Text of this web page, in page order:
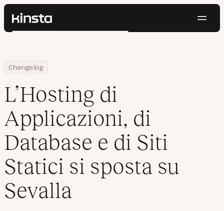
Kinsta®
Prezzi
Contatti
Cerca
Home
Changelog
L’Hosting di Applicazioni, di Database e di Siti Statici si sposta
L’Hosting di
Applicazioni, di
Database e di Siti
Statici si sposta su
Sevalla